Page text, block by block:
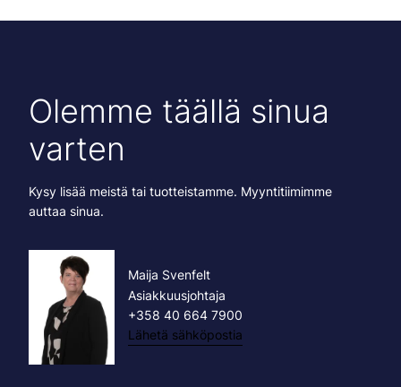
Olemme täällä sinua
varten
Kysy lisää meistä tai tuotteistamme. Myyntitiimimme
auttaa sinua.
Maija Svenfelt
Asiakkuusjohtaja
+358 40 664 7900
Lähetä sähköpostia